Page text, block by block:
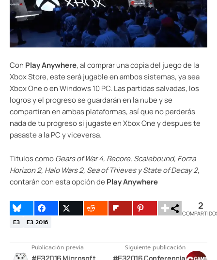
Con Play Anywhere, al comprar una copia del juego de la
Xbox Store, este será jugable en ambos sistemas, ya sea
Xbox One o en Windows 10 PC. Las partidas salvadas, los
logros y el progreso se guardarán en la nube y se
compartiran en ambas plataformas, así que no perderás
nada de tu progreso si jugaste en Xbox One y despues te
pasaste a la PC y viceversa.
Titulos comoGears of War 4, Recore, Scalebound, Forza
Horizon 2, Halo Wars 2, Sea of Thieves y State of Decay 2,
contarán con esta opción de Play Anywhere
2
E3 E3 2016
Publicación previa Siguiente publicación